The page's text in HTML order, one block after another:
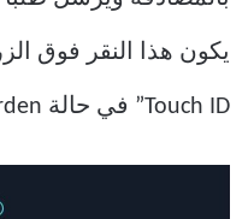
يكون هذا النقر فوق
Touch ID” في حالة Bitwarden، على سبيل المثال.